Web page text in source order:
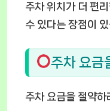
주차 위치가 더 편
수 있다는 장점이 있
주차 요금
주차 요금을 절약하